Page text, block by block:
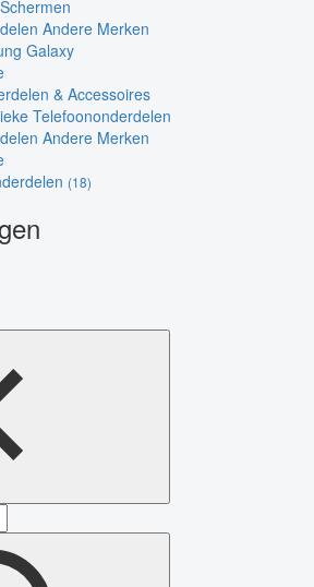
Andere Merken
Galaxy
& Accessoires
Telefoononderdelen
Andere Merken
(18)